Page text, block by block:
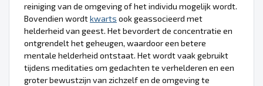
reiniging van de omgeving of het individu mogelijk wordt.
Bovendien wordtkwarts ook geassocieerd met
helderheid van geest. Het bevordert de concentratie en
ontgrendelt het geheugen, waardoor een betere
mentale helderheid ontstaat. Het wordt vaak gebruikt
tijdens meditaties om gedachten te verhelderen en een
groter bewustzijn van zichzelf en de omgeving te